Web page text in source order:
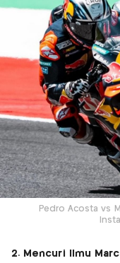
Pedro Acosta vs
2. Mencuri Ilmu